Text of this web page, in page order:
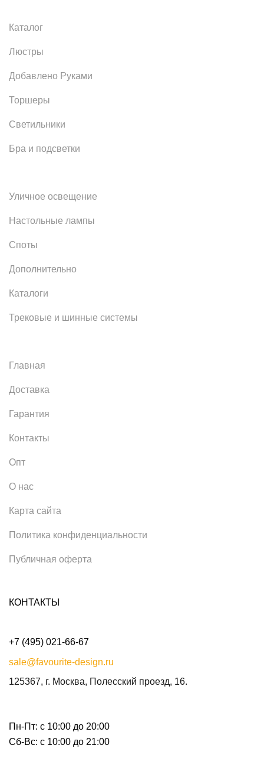
Каталог
Люстры
Добавлено Руками
Торшеры
Светильники
Бра и подсветки
Уличное освещение
Настольные лампы
Споты
Дополнительно
Каталоги
Трековые и шинные системы
Главная
Доставка
Гарантия
Контакты
Опт
О нас
Карта сайта
Политика конфиденциальности
Публичная оферта
КОНТАКТЫ
+7 (495) 021-66-67
sale@favourite-design.ru
125367, г. Москва, Полесский проезд, 16.
Пн-Пт: с 10:00 до 20:00
Сб-Вс: с 10:00 до 21:00